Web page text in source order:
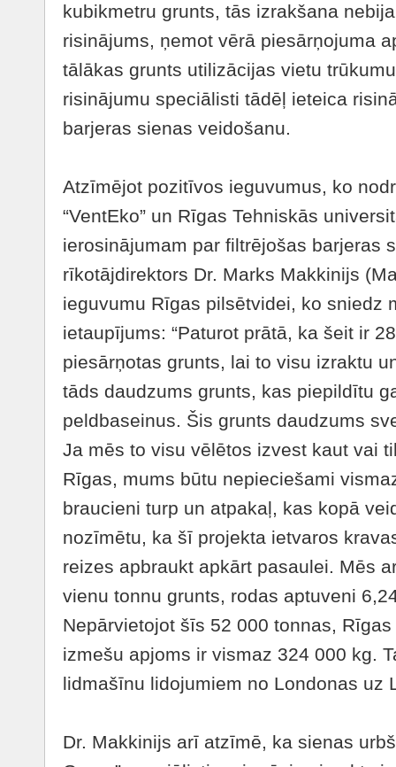
kubikmetru grunts, tās izrakšana
risinājums, ņemot vērā piesārņojuma
tālākas grunts utilizācijas vietu
risinājumu speciālisti tādēļ ieteica
barjeras sienas veidošanu.
Atzīmējot pozitīvos ieguvumus, ko
“VentEko” un Rīgas Tehniskās
ierosinājumam par filtrējošas barjeras
rīkotājdirektors Dr. Marks Makkinijs
ieguvumu Rīgas pilsētvidei, ko sniedz
ietaupījums: “Paturot prātā, ka šeit ir
piesārņotas grunts, lai to visu izraktu
tāds daudzums grunts, kas piepildītu
peldbaseinus. Šis grunts daudzums
Ja mēs to visu vēlētos izvest kaut vai
Rīgas, mums būtu nepieciešami
braucieni turp un atpakaļ, kas kopā
nozīmētu, ka šī projekta ietvaros
reizes apbraukt apkārt pasaulei. Mēs
vienu tonnu grunts, rodas aptuveni
Nepārvietojot šīs 52 000 tonnas,
izmešu apjoms ir vismaz 324 000 kg.
lidmašīnu lidojumiem no Londonas uz
Dr. Makkinijs arī atzīmē, ka sienas